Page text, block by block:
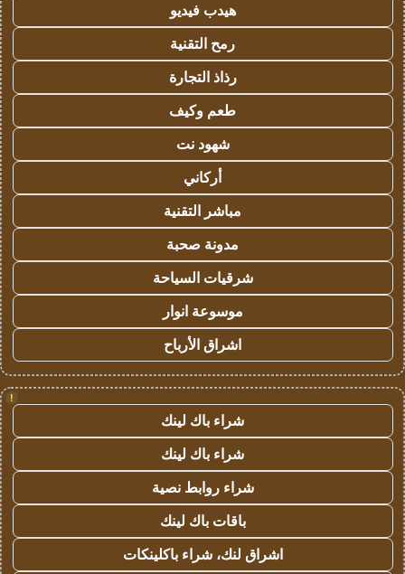
هيدب فيديو
رمح التقنية
رذاذ التجارة
طعم وكيف
شهود نت
أركاني
مباشر التقنية
مدونة صحبة
شرقيات السياحة
موسوعة انوار
اشراق الأرباح
!
شراء باك لينك
شراء باك لينك
شراء روابط نصية
باقات باك لينك
اشراق لنك، شراء باكلينكات